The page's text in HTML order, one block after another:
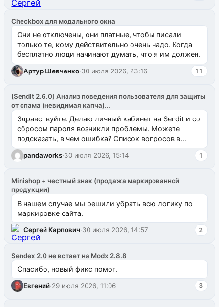
Checkbox для модального окна
Они не отключены, они платные, чтобы писали
только те, кому действительно очень надо. Когда
бесплатно люди начинают думать, что я им должен.
Артур Шевченко·30 июля 2026, 23:16 11
[SendIt 2.6.0] Анализ поведения пользователя для защиты
от спама (невидимая капча)...
Здравствуйте. Делаю личный кабинет на Sendit и со
сбросом пароля возникли проблемы. Можете
подсказать, в чем ошибка? Список вопросов в
одноименном разделе на modx.pro пока пуст, и,...
pandaworks·30 июля 2026, 15:14 1
Minishop + честный знак (продажа маркированной
продукции)
В нашем случае мы решили убрать всю логику по
маркировке сайта.
Сергей Карпович·30 июля 2026, 14:57 2
Sendex 2.0 не встает на Modx 2.8.8
Спасибо, новый фикс помог.
Евгений·29 июля 2026, 11:06 3